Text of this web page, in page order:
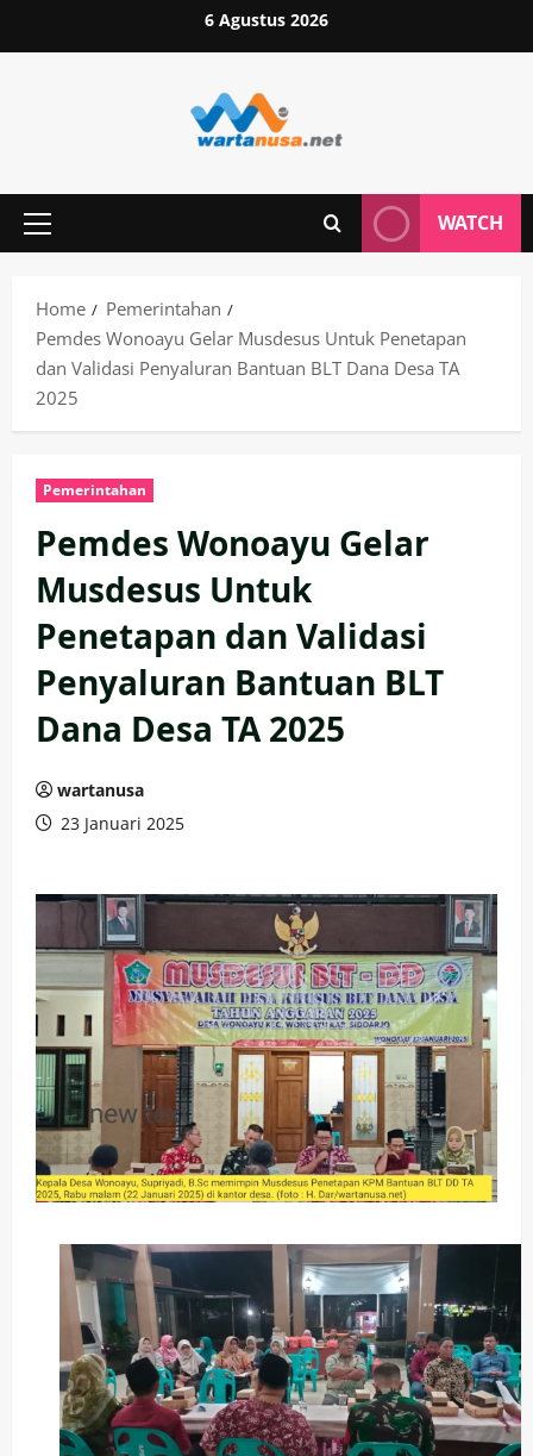
to
6 Agustus 2026
Primary
WATCH
Home
Pemerintahan
Pemdes Wonoayu Gelar Musdesus Untuk Penetapan
dan Validasi Penyaluran Bantuan BLT Dana Desa TA
2025
Pemerintahan
Pemdes Wonoayu Gelar
Musdesus Untuk
Penetapan dan Validasi
Penyaluran Bantuan BLT
Dana Desa TA 2025
wartanusa
23 Januari 2025